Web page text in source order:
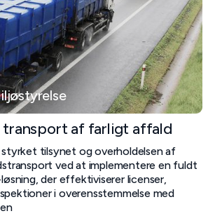
transport af farligt affald
styrket tilsynet og overholdelsen af
ved at implementere en fuldt
der effektiviserer licenser,
i overensstemmelse med